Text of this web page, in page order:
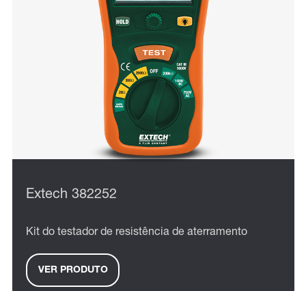
Extech 382252
Kit do testador de resistência de aterramento
VER PRODUTO